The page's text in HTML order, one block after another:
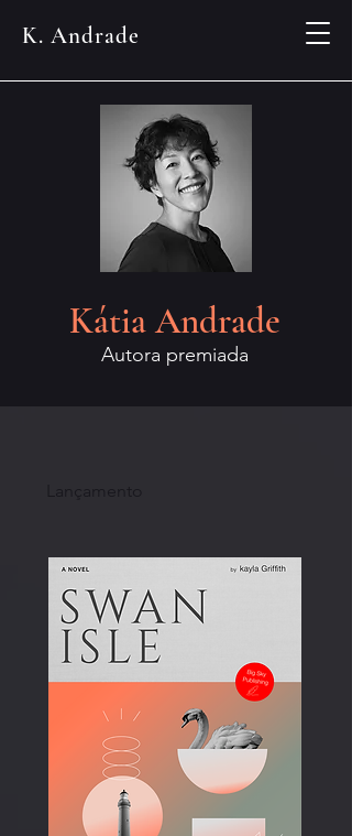
K. Andrade
Kátia Andrade
Autora premiada